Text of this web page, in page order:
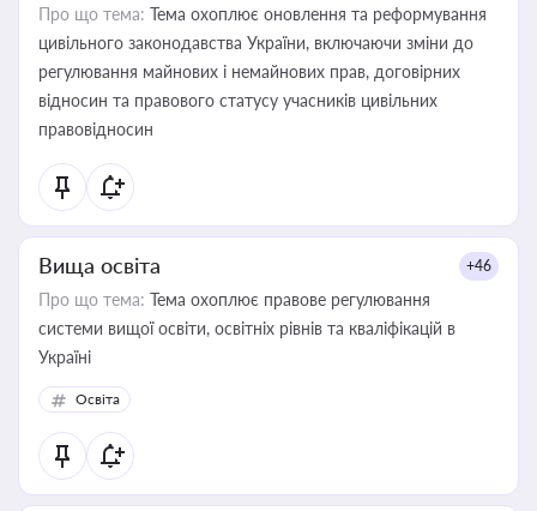
Про що тема: Тема охоплює оновлення та реформування
цивільного законодавства України, включаючи зміни до
регулювання майнових і немайнових прав, договірних
відносин та правового статусу учасників цивільних
правовідносин
Вища освіта +46
Про що тема: Тема охоплює правове регулювання
системи вищої освіти, освітніх рівнів та кваліфікацій в
Україні
Освіта